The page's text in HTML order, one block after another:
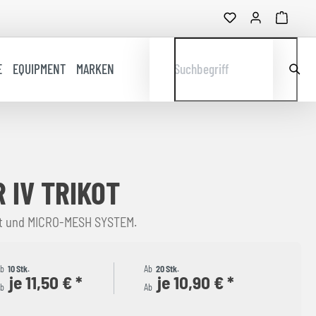
EQUIPMENT MARKEN Suchbegriff
IV TRIKOT
MICRO-MESH SYSTEM.
10 Stk.
je 11,50 € *
Ab 20 Stk.
Ab je 10,90 € *